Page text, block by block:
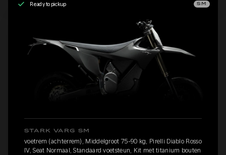
Ready to pickup SM
STARK VARG SM
voetrem (achterrem), Middelgroot 75-90 kg, Pirelli Diablo Rosso
IV, Seat Normaal, Standaard voetsteun, Kit met titanium bouten